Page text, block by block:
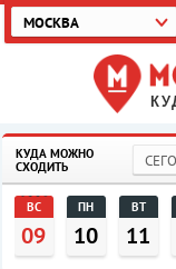
МОСКВА
КУДА МОЖНО
СХОДИТЬ
ВС
09
ПН
10
ВТ
11